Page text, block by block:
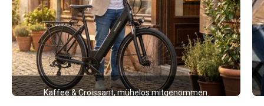
Kaffee & Croissant, mühelos mitgenommen.